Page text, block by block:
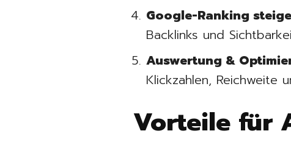
Google-Ranking
Backlinks und
Auswertung &
Klickzahlen, Reichweite
Vorteile für